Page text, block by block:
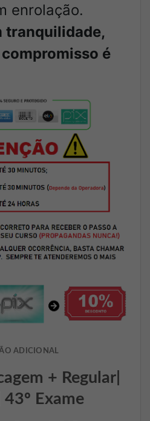
enrolação.
tranquilidade,
é
ADICIONAL
+ Regular|
43º Exame